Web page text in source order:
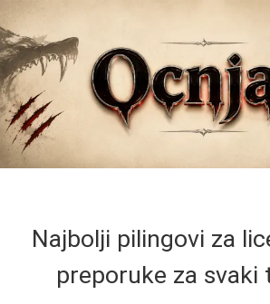
Najbolji pilingovi za
preporuke za svaki